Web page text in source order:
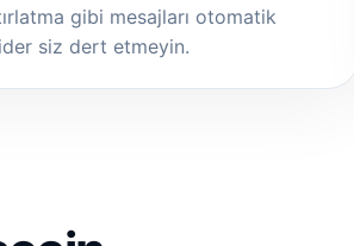
gibi mesajları otomatik
siz dert etmeyin.